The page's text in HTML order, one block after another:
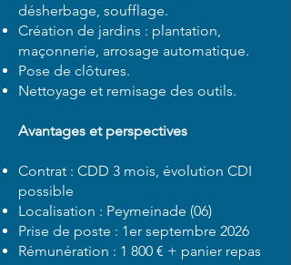
désherbage, soufflage.
Création de jardins : plantation,
maçonnerie, arrosage automatique.
Pose de clôtures.
Nettoyage et remisage des outils.
Avantages et perspectives
Contrat : CDD 3 mois, évolution CDI
possible
Localisation : Peymeinade (06)
Prise de poste : 1er septembre 2026
Rémunération : 1 800 € + panier repas